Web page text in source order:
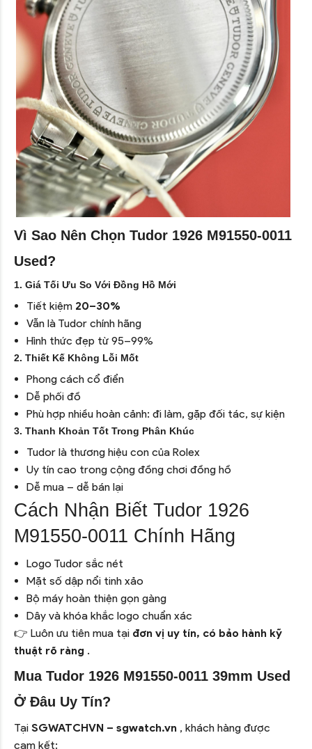
Vì Sao Nên Chọn Tudor 1926 M91550-0011
Used?
1. Giá Tối Ưu So Với Đồng Hồ Mới
Tiết kiệm 20–30%
Vẫn là Tudor chính hãng
Hình thức đẹp từ 95–99%
2. Thiết Kế Không Lỗi Mốt
Phong cách cổ điển
Dễ phối đồ
Phù hợp nhiều hoàn cảnh: đi làm, gặp đối tác, sự kiện
3. Thanh Khoản Tốt Trong Phân Khúc
Tudor là thương hiệu con của Rolex
Uy tín cao trong cộng đồng chơi đồng hồ
Dễ mua – dễ bán lại
Cách Nhận Biết Tudor 1926
M91550-0011 Chính Hãng
Logo Tudor sắc nét
Mặt số dập nổi tinh xảo
Bộ máy hoàn thiện gọn gàng
Dây và khóa khắc logo chuẩn xác
👉 Luôn ưu tiên mua tại đơn vị uy tín, có bảo hành kỹ
thuật rõ ràng .
Mua Tudor 1926 M91550-0011 39mm Used
Ở Đâu Uy Tín?
Tại SGWATCHVN – sgwatch.vn , khách hàng được
cam kết: